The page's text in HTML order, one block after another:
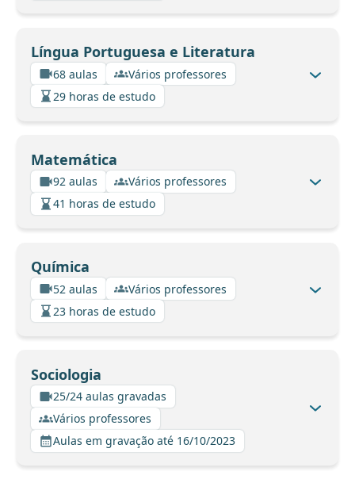
Língua Portuguesa e Literatura
68 aulas
Vários professores
29 horas de estudo
Matemática
92 aulas
Vários professores
41 horas de estudo
Química
52 aulas
Vários professores
23 horas de estudo
Sociologia
25/24 aulas gravadas
Vários professores
Aulas em gravação até 16/10/2023